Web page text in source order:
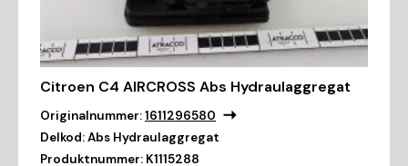
Citroen C4 AIRCROSS Abs Hydraulaggregat
Originalnummer:1611296580
Delkod:Abs Hydraulaggregat
Produktnummer: K1115288